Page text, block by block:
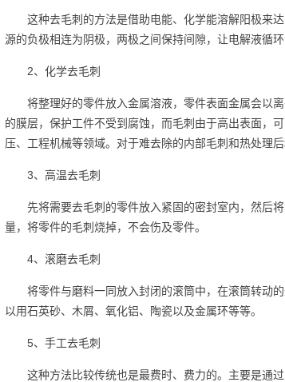
这种去毛刺的方法是借助电能、化学能溶解阳极来
源的负极相连为阴极，两极之间保持间隙，让电解液循环
2、化学去毛刺
将整理好的零件放入金属溶液，零件表面金属会以
的膜层，保护工件不受到腐蚀，而毛刺由于高出表面，
压、工程机械等领域。对于难去除的内部毛刺和热处理
3、高温去毛刺
先将需要去毛刺的零件放入紧固的密封室内，然后
量，将零件的毛刺烧掉，不会伤及零件。
4、滚磨去毛刺
将零件与磨料一同放入封闭的滚筒中，在滚筒转动
以用石英砂、木屑、氧化铝、陶瓷以及金属环等等。
5、手工去毛刺
这种方法比较传统也是最费时、费力的。主要是通